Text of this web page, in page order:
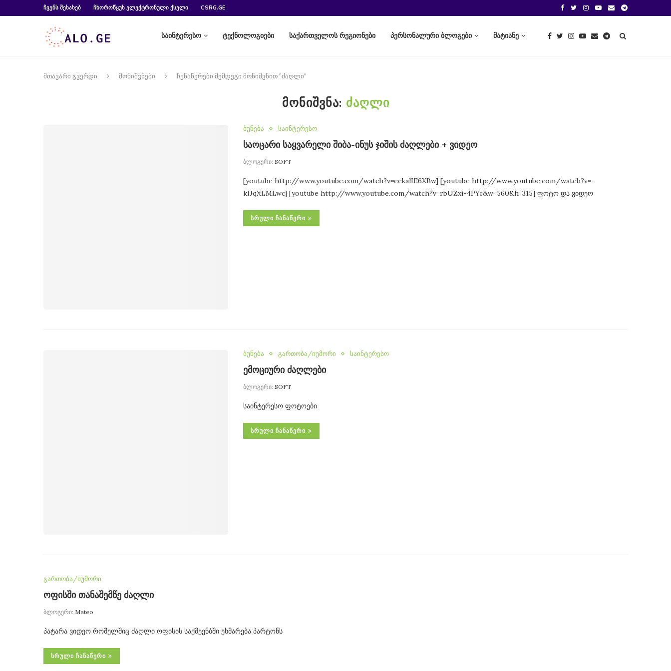
ᲩᲕᲔᲜᲡ ᲨᲔᲡᲐᲮᲔᲑ ᲩᲮᲝᲠᲝᲬᲧᲣᲡ ᲔᲚᲔᲥᲢᲠᲝᲜᲣᲚᲘ ᲥᲡᲔᲚᲘ CSRG.GE
საინტერესო ტექნოლოგიები საქართველოს რეგიონები პერსონალური ბლოგები მატიანე
მთავარი გვერდი მონიშვნები ჩენაწერები შემდეგი მონიშვნით "ძაღლი"
ᲛᲝᲜᲘᲨᲕᲜᲐ: ᲫᲐᲦᲚᲘ
ბუნება საინტერესო
საოცარი საყვარელი შიბა-ინუს ჯიშის ძაღლები + ვიდეო
ბლოგერი: SOFT
[youtube http://www.youtube.com/watch?v=eckalIE6XBw] [youtube http://www.youtube.com/watch?v=-
kIJqXLMLwc] [youtube http://www.youtube.com/watch?v=rbUZxi-4PYc&w=560&h=315] ფოტო და ვიდეო
ᲡᲠᲣᲚᲘ ᲩᲐᲜᲐᲬᲔᲠᲘ
ბუნება გართობა/იუმორი საინტერესო
ემოციური ძაღლები
ბლოგერი: SOFT
საინტერესო ფოტოები
ᲡᲠᲣᲚᲘ ᲩᲐᲜᲐᲬᲔᲠᲘ
გართობა/იუმორი
ოფისში თანაშემწე ძაღლი
ბლოგერი: Mateo
პატარა ვიდეო რომელშიც ძაღლი ოფისის საქმეენბში ეხმარება პარტონს
ᲡᲠᲣᲚᲘ ᲩᲐᲜᲐᲬᲔᲠᲘ